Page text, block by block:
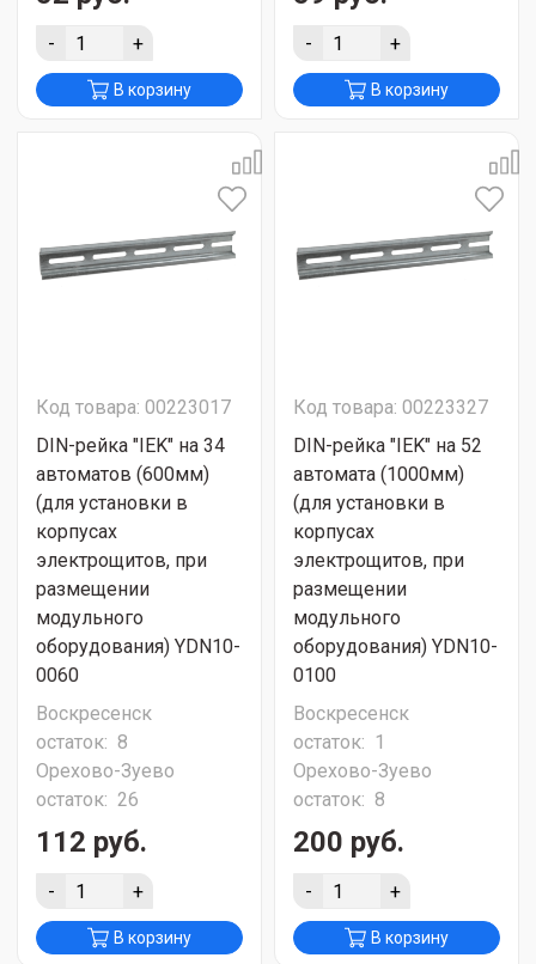
- +
В корзину
- +
В корзину
Код товара: 00223017
DIN-рейка "IEK" на 34
автоматов (600мм)
(для установки в
корпусах
электрощитов, при
размещении
модульного
оборудования) YDN10-
0060
Воскресенск
остаток: 8
Орехово-Зуево
остаток: 26
112 руб.
- +
В корзину
Код товара: 00223327
DIN-рейка "IEK" на 52
автомата (1000мм)
(для установки в
корпусах
электрощитов, при
размещении
модульного
оборудования) YDN10-
0100
Воскресенск
остаток: 1
Орехово-Зуево
остаток: 8
200 руб.
- +
В корзину